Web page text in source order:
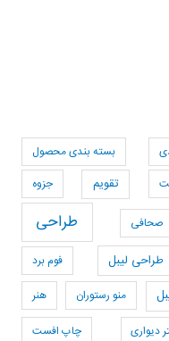
بسته بندی محصول
تقویم جزوه
صحافی طراحی
طراحی لیبل
فوم برد
منو رستوران
هنر
دیواری چاپ افست